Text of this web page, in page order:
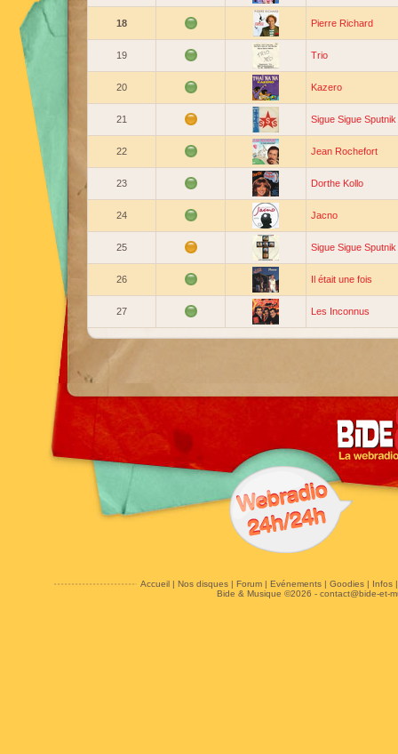
18 Pierre Richard
19 Trio
20 Kazero
21 Sigue Sigue Sputnik
22 Jean Rochefort
23 Dorthe Kollo
24 Jacno
25 Sigue Sigue Sputnik
26 Il était une fois
27 Les Inconnus
Accueil| Nos disques| Forum| Evénements| Goodies| Infos
Bide & Musique ©2026 - contact@bide-et-